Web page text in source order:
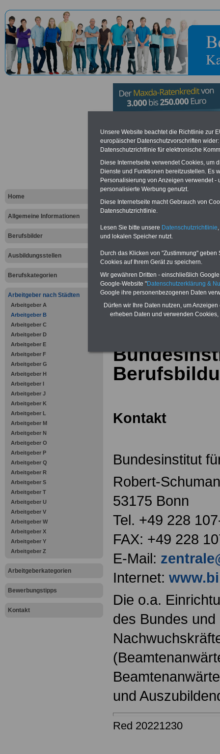
Home
Allgemeine Informationen
Berufsbilder
Ausbildungsstellen
Berufskategorien
Arbeitgeber nach Städten
Arbeitgeber A
Arbeitgeber B
Arbeitgeber C
Arbeitgeber D
Arbeitgeber E
Arbeitgeber F
Arbeitgeber G
Arbeitgeber H
Arbeitgeber I
Arbeitgeber J
Arbeitgeber K
Arbeitgeber L
Arbeitgeber M
Arbeitgeber N
Arbeitgeber O
Arbeitgeber P
Arbeitgeber Q
Arbeitgeber R
Arbeitgeber S
Arbeitgeber T
Arbeitgeber U
Arbeitgeber V
Arbeitgeber W
Arbeitgeber X
Arbeitgeber Y
Arbeitgeber Z
Arbeitgeberkategorien
Bewerbungstipps
Kontakt
Vorteile für den öffentlichen
Vergleichen und sparen
Bausparen schon ab 16 Jahren
Berufsunfähigkeitsabsicherung
Online-Vergleich Gesetzliche
Krankenkassen
Krankenversicherung
zurück zur
Kontakt
Bundesinstitut
Robert-
53175 Bonn
Tel. +49 228
FAX: +49 228
E-Mail:
Internet:
Die o.a.
des Bundes und
und
Red 20221230
Unsere Website beachtet die Richtlinie zur
europäischer Datenschutzvorschriften
Datenschutzrichtlinie für elektronische
Diese Internetseite verwendet Cookies, um
Dienste und Funktionen bereitzustellen. Es
Personalisierung von Anzeigen verwendet
personalisierte Werbung genutzt.
Diese Internetseite macht Gebrauch von
Datenschutzrichtlinie.
Lesen Sie bitte unsere Datenschutzrichtlinie
und lokalen Speicher nutzt.
Durch das Klicken von "Zustimmung"
Cookies auf Ihrem Gerät zu speichern.
Wir gewähren Dritten - einschließlich
Google-Website "Datenschutzerklärung &
Google ihre personenbezogenen Daten
Dürfen wir Ihre Daten nutzen, um
erheben Daten und verwenden